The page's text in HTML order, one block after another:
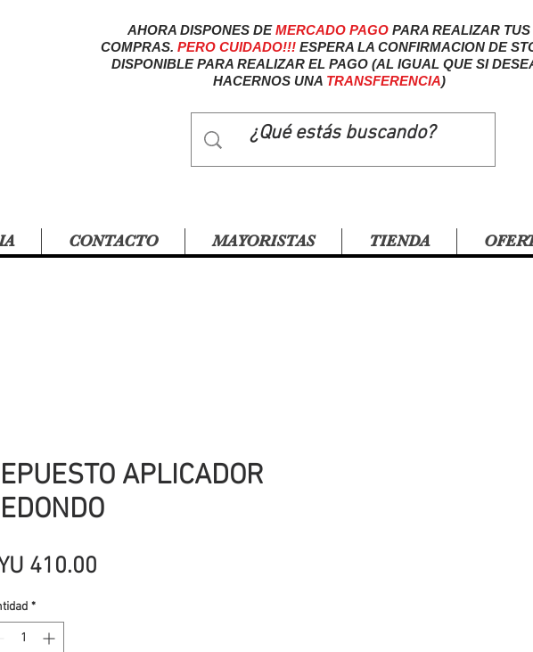
AHORA DISPONES DEMERCADO PAGO PARA REALIZAR TUS
COMPRAS. PERO CUIDADO!!!ESPERA LA CONFIRMACION DE
DISPONIBLE PARA REALIZAR EL PAGO (AL IGUAL QUE SI
HACERNOS UNA TRANSFERENCIA)
CONTACTO MAYORISTAS TIENDA
APLICADOR
410.00
*